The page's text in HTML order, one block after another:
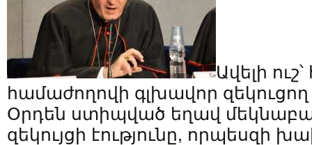
Ավելի
համաժողովի գլխավոր
Օրդեն ստիպված եղավ
զեկույցի էությունը, որպեսզի